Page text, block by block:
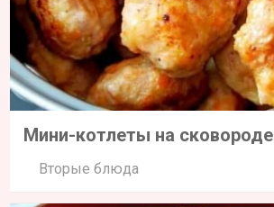
Мини-котлеты на сковороде
Вторые блюда